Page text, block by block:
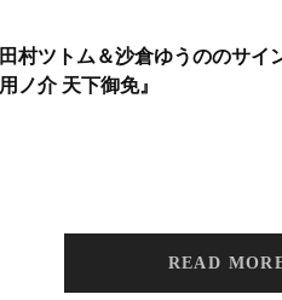
田村ツトム＆沙倉ゆうののサイ
用ノ介 天下御免』
READ